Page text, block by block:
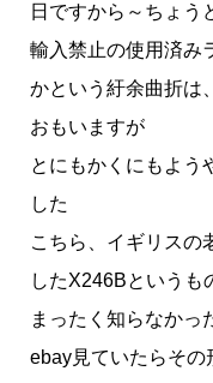
日ですから～ちょう
輸入禁止の使用済み
かという紆余曲折は
おもいますが
とにもかくにもよう
した
こちら、イギリスの
したX246Bというも
まったく知らなかっ
ebay見ていたらその